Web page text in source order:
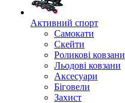
Активний спорт
Самокати
Скейти
Роликові ковзани
Льодові ковзани
Аксесуари
Біговели
Захист